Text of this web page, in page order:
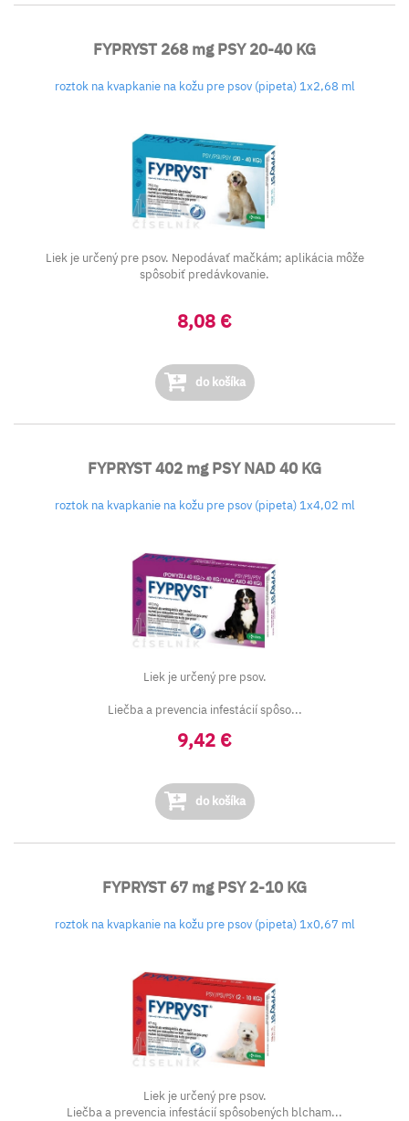
FYPRYST 268 mg PSY 20-40 KG
roztok na kvapkanie na kožu pre psov (pipeta) 1x2,68 ml
Liek je určený pre psov. Nepodávať mačkám; aplikácia môže
spôsobiť predávkovanie.
8,08 €
do košíka
FYPRYST 402 mg PSY NAD 40 KG
roztok na kvapkanie na kožu pre psov (pipeta) 1x4,02 ml
Liek je určený pre psov.
Liečba a prevencia infestácií spôso...
9,42 €
do košíka
FYPRYST 67 mg PSY 2-10 KG
roztok na kvapkanie na kožu pre psov (pipeta) 1x0,67 ml
Liek je určený pre psov.
Liečba a prevencia infestácií spôsobených blcham...